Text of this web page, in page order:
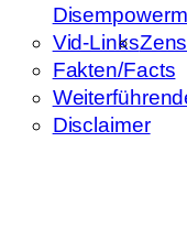
Vid-Links
Fakten/Facts
Disclaimer